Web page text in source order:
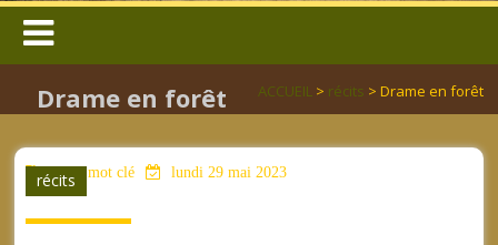
Drame en forêt ACCUEIL> récits > Drame en forêt
récits
aucun mot clé lundi 29 mai 2023